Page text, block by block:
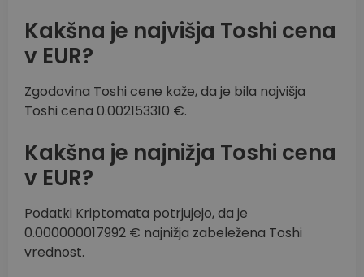
Kakšna je najvišja Toshi cena
v EUR?
Zgodovina Toshi cene kaže, da je bila najvišja
Toshi cena 0.002153310 €.
Kakšna je najnižja Toshi cena
v EUR?
Podatki Kriptomata potrjujejo, da je
0.000000017992 € najnižja zabeležena Toshi
vrednost.